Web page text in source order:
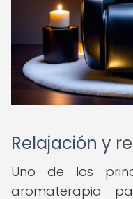
Relajación y
Uno de los
aromaterapia